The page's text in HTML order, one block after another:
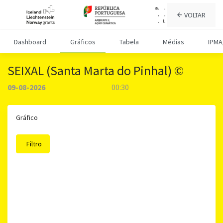
VOLTAR
Dashboard Gráficos Tabela Médias
SEIXAL (Santa Marta do Pinhal) ©
09-08-2026 00:30
Gráfico
Filtro